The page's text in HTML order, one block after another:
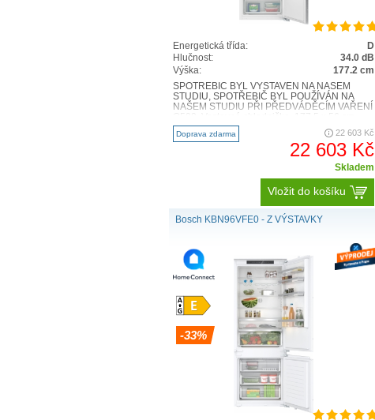
Energetická třída:
D
Hlučnost:
34.0 dB
Výška:
177.2 cm
SPOTŘEBIČ BYL VYSTAVEN NA NAŠEM
STUDIU, SPOTŘEBIČ BYL POUŽÍVÁN NA
NAŠEM STUDIU PŘI PŘEDVÁDĚCÍM VAŘENÍ
Plo..
Doprava zdarma 22 603 Kč
22 603 Kč
Skladem
Vložit do košíku
Bosch KBN96VFE0 - Z VÝSTAVKY
-33%